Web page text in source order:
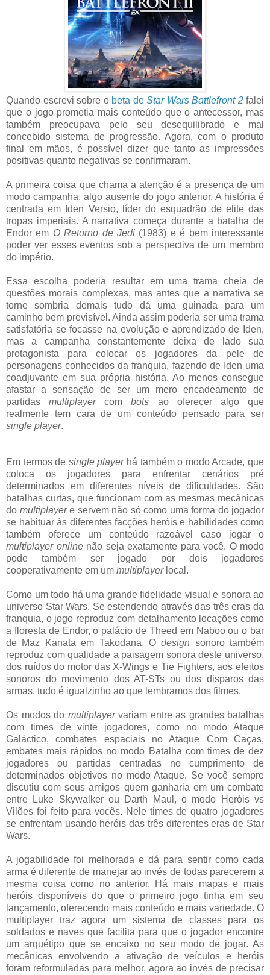
Quando escrevi sobre o beta de Star Wars Battlefront 2falei
que o jogo prometia mais conteúdo que o antecessor, mas
também preocupava pelo seu desequilibrado e mal
concebido sistema de progressão. Agora, com o produto
final em mãos, é possível dizer que tanto as impressões
positivas quanto negativas se confirmaram.
A primeira coisa que chama a atenção é a presença de um
modo campanha, algo ausente do jogo anterior. A história é
centrada em Iden Versio, líder do esquadrão de elite das
tropas imperiais. A narrativa começa durante a batalha de
Endor em O Retorno de Jedi (1983) e é bem interessante
poder ver esses eventos sob a perspectiva de um membro
do império.
Essa escolha poderia resultar em uma trama cheia de
questões morais complexas, mas antes que a narrativa se
torne sombria demais tudo dá uma guinada para um
caminho bem previsível. Ainda assim poderia ser uma trama
satisfatória se focasse na evolução e aprendizado de Iden,
mas a campanha constantemente deixa de lado sua
protagonista para colocar os jogadores da pele de
personagens conhecidos da franquia, fazendo de Iden uma
coadjuvante em sua própria história. Ao menos consegue
afastar a sensação de ser um mero encadeamento de
partidasmultiplayercombots ao oferecer algo que
realmente tem cara de um conteúdo pensado para ser
single player.
Em termos de single playerhá também o modo Arcade, que
coloca os jogadores para enfrentar cenários pré
determinados em diferentes níveis de dificuldades. São
batalhas curtas, que funcionam com as mesmas mecânicas
do multiplayere servem não só como uma forma do jogador
se habituar às diferentes facções heróis e habilidades como
também oferece um conteúdo razoável caso jogar o
multiplayer onlinenão seja exatamente para você. O modo
pode também ser jogado por dois jogadores
cooperativamente em um multiplayer local.
Como um todo há uma grande fidelidade visual e sonora ao
universo Star Wars. Se estendendo através das três eras da
franquia, o jogo reproduz com detalhamento locações como
a floresta de Endor, o palácio de Theed em Naboo ou o bar
de Maz Kanata em Takodana. Odesign sonoro também
reproduz com qualidade a paisagem sonora deste universo,
dos ruídos do motor das X-Wings e Tie Fighters, aos efeitos
sonoros do movimento dos AT-STs ou dos disparos das
armas, tudo é igualzinho ao que lembramos dos filmes.
Os modos do multiplayervariam entre as grandes batalhas
com times de vinte jogadores, como no modo Ataque
Galáctico, combates espaciais no Ataque Com Caças,
embates mais rápidos no modo Batalha com times de dez
jogadores ou partidas centradas no cumprimento de
determinados objetivos no modo Ataque. Se você sempre
discutiu com seus amigos quem ganharia em um combate
entre Luke Skywalker ou Darth Maul, o modo Heróis vs
Vilões foi feito para vocês. Nele times de quatro jogadores
se enfrentam usando heróis das três diferentes eras de Star
Wars.
A jogabilidade foi melhorada e dá para sentir como cada
arma é diferente de manejar ao invés de todas parecerem a
mesma coisa como no anterior. Há mais mapas e mais
heróis disponíveis do que o primeiro jogo tinha em seu
lançamento, oferecendo mais conteúdo e mais variedade. O
multiplayer traz agora um sistema de classes para os
soldados e naves que facilita para que o jogador encontre
um arquétipo que se encaixo no seu modo de jogar. As
mecânicas envolvendo a ativação de veículos e heróis
foram reformuladas para melhor, agora ao invés de precisar